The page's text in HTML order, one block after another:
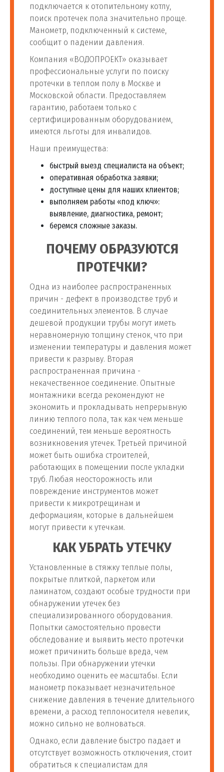
подключается к отопительному котлу,
поиск протечек пола значительно проще.
Манометр, подключенный к системе,
сообщит о падении давления.
Компания «ВОДОПРОЕКТ» оказывает
профессиональные услуги по поиску
протечки в теплом полу в Москве и
Московской области. Предоставляем
гарантию, работаем только с
сертифицированным оборудованием,
имеются льготы для инвалидов.
Наши преимущества:
быстрый выезд специалиста на объект;
оперативная обработка заявки;
доступные цены для наших клиентов;
выполняем работы «под ключ»:
выявление, диагностика, ремонт;
беремся сложные заказы.
ПОЧЕМУ ОБРАЗУЮТСЯ
ПРОТЕЧКИ?
Одна из наиболее распространенных
причин - дефект в производстве труб и
соединительных элементов. В случае
дешевой продукции трубы могут иметь
неравномерную толщину стенок, что при
изменении температуры и давления может
привести к разрыву. Вторая
распространенная причина -
некачественное соединение. Опытные
монтажники всегда рекомендуют не
экономить и прокладывать непрерывную
линию теплого пола, так как чем меньше
соединений, тем меньше вероятность
возникновения утечек. Третьей причиной
может быть ошибка строителей,
работающих в помещении после укладки
труб. Любая неосторожность или
повреждение инструментов может
привести к микротрещинам и
деформациям, которые в дальнейшем
могут привести к утечкам.
КАК УБРАТЬ УТЕЧКУ
Установленные в стяжку теплые полы,
покрытые плиткой, паркетом или
ламинатом, создают особые трудности при
обнаружении утечек без
специализированного оборудования.
Попытки самостоятельно провести
обследование и выявить место протечки
может причинить больше вреда, чем
пользы. При обнаружении утечки
необходимо оценить ее масштабы. Если
манометр показывает незначительное
снижение давления в течение длительного
времени, а расход теплоносителя невелик,
можно сильно не волноваться.
Однако, если давление быстро падает и
отсутствует возможность отключения, стоит
обратиться к специалистам для